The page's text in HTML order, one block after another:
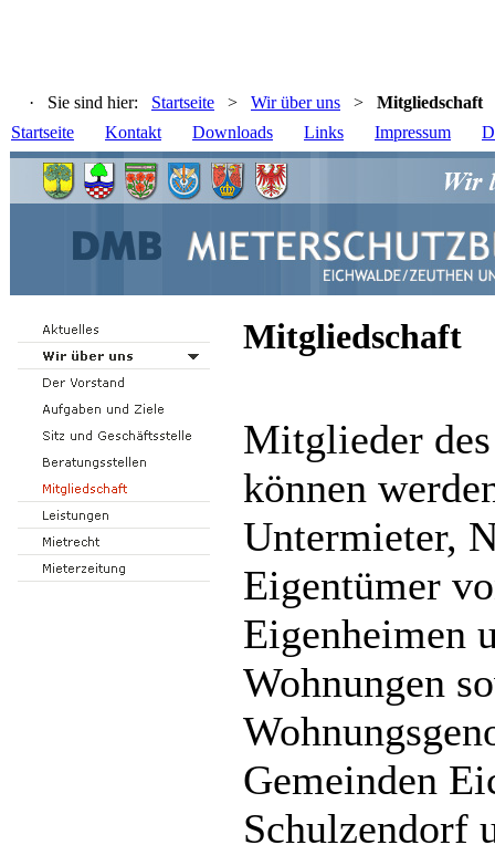
· Sie sind hier: Startseite > Wir über uns > Mitgliedschaft
Startseite
Kontakt Downloads Links Impressum
Mitgliedschaft
Mitglieder
können
Untermieter,
Eigentümer
Eigenheimen
Wohnungen
Gemeinden
Schulzendorf